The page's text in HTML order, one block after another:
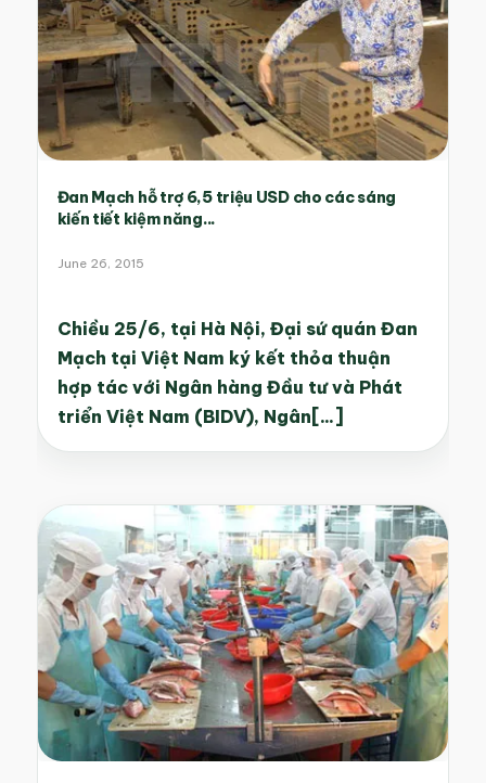
Đan Mạch hỗ trợ 6,5 triệu USD cho các sáng
kiến tiết kiệm năng...
June 26, 2015
Chiều 25/6, tại Hà Nội, Đại sứ quán Đan
Mạch tại Việt Nam ký kết thỏa thuận
hợp tác với Ngân hàng Đầu tư và Phát
triển Việt Nam (BIDV), Ngân[...]